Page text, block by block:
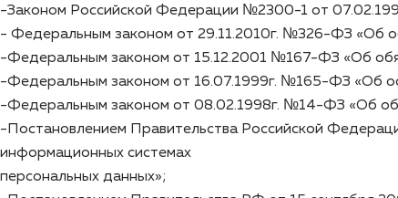
-Законом Российской Федерации №2300-1 от
- Федеральным законом от 29.11.2010г. №326-ФЗ «Об
-Федеральным законом от 15.12.2001 №167-ФЗ «Об
-Федеральным законом от 16.07.1999г. №165-ФЗ «Об
-Федеральным законом от 08.02.1998г. №14-ФЗ «Об
-Постановлением Правительства Российской
информационных системах
персональных данных»;